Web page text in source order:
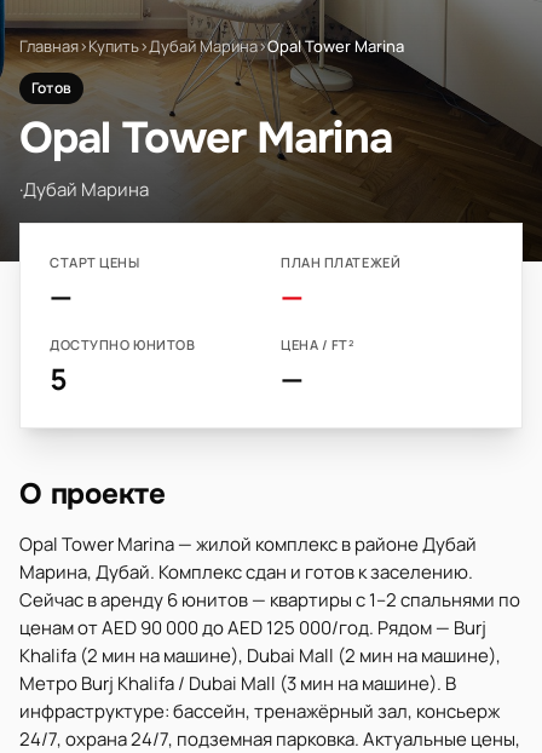
Главная›Купить›Дубай Марина›Opal Tower Marina
Готов
Opal Tower Marina
·Дубай Марина
СТАРТ ЦЕНЫ
—
ПЛАН ПЛАТЕЖЕЙ
—
ДОСТУПНО ЮНИТОВ
5
ЦЕНА / FT²
—
О проекте
Opal Tower Marina — жилой комплекс в районе Дубай
Марина, Дубай. Комплекс сдан и готов к заселению.
Сейчас в аренду 6 юнитов — квартиры с 1–2 спальнями по
ценам от AED 90 000 до AED 125 000/год. Рядом — Burj
Khalifa (2 мин на машине), Dubai Mall (2 мин на машине),
Метро Burj Khalifa / Dubai Mall (3 мин на машине). В
инфраструктуре: бассейн, тренажёрный зал, консьерж
24/7, охрана 24/7, подземная парковка. Актуальные цены,